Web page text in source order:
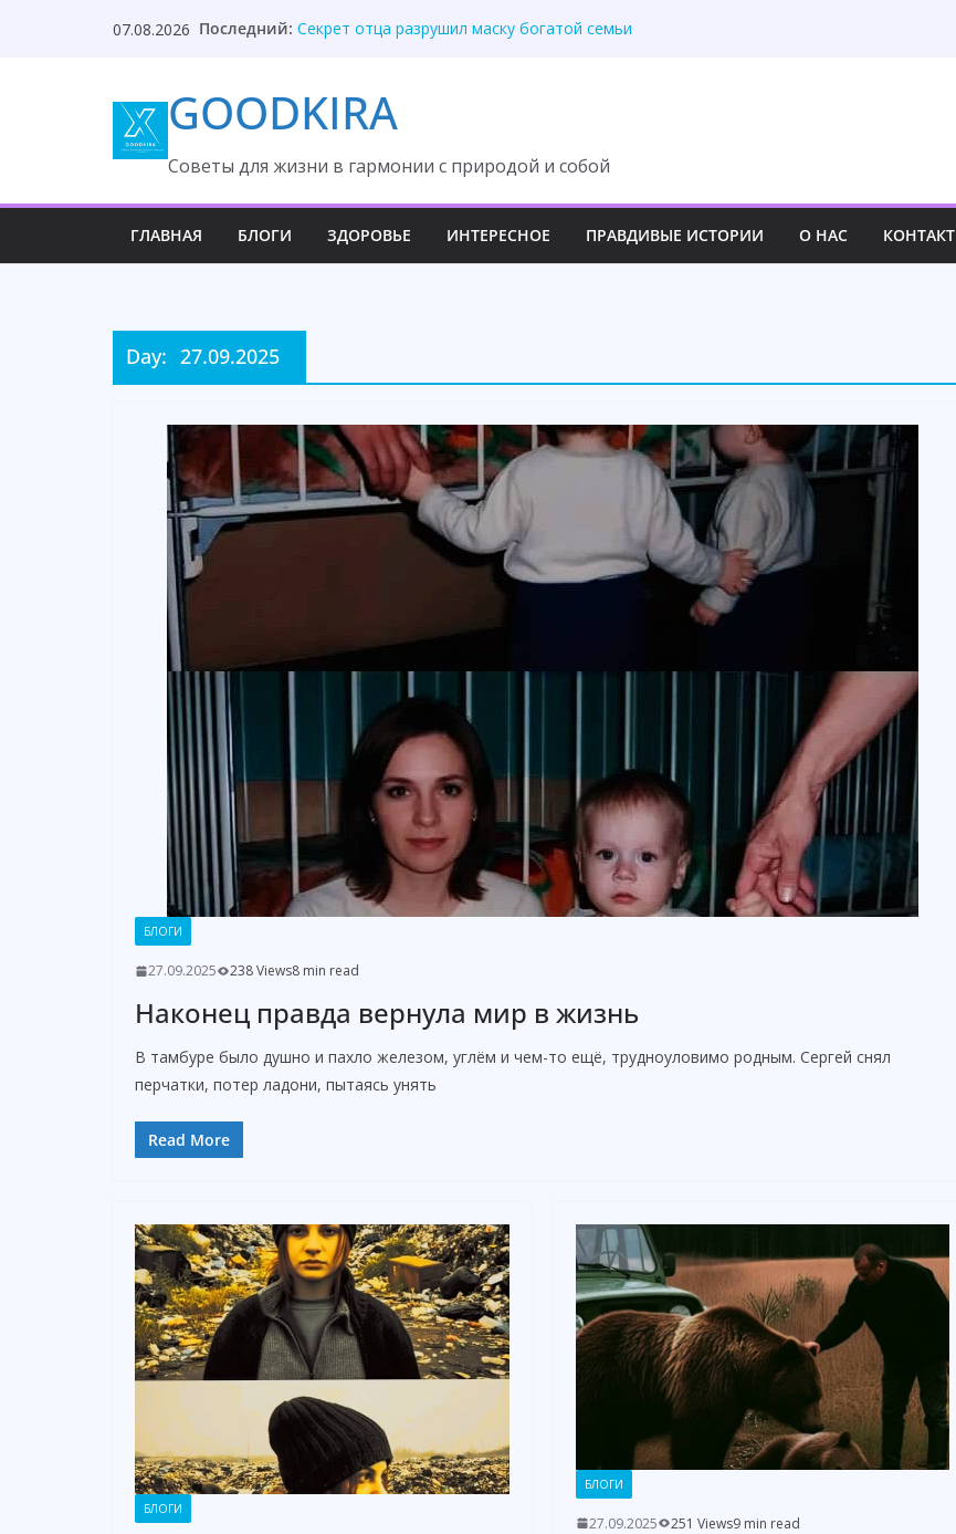
07.08.2026 Последний: Невестка спокойно поставила свекровь на место
Свекровь потеряла власть над молодой семьёй
GOODKIRA
Cоветы для жизни в гармонии с природой и собой
ГЛАВНАЯ БЛОГИ ЗДОРОВЬЕ ИНТЕРЕСНОЕ ПРАВДИВЫЕ ИСТОРИИ О НАС КОНТАКТ
Day: 27.09.2025
БЛОГИ
27.09.2025 238 Views8 min read
Наконец правда вернула мир в жизнь
В тамбуре было душно и пахло железом, углём и чем-то ещё, трудноуловимо родным. Сергей снял
перчатки, потер ладони, пытаясь унять
Read More
БЛОГИ
БЛОГИ
27.09.2025 251 Views9 min read